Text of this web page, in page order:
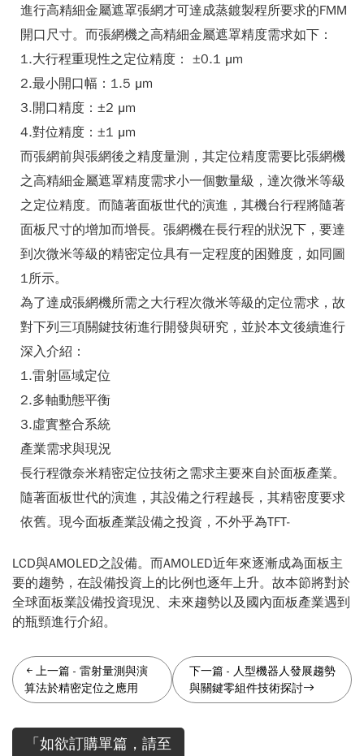
進行高精細金屬遮罩張網才可達成蒸鍍製程所要求的FMM
開口尺寸。而張網機之高精細金屬遮罩精度需求如下：
1.大行程重現性之定位精度： ±0.1 μm
2.最小開口幅：1.5 μm
3.開口精度：±2 μm
4.對位精度：±1 μm
而張網前與張網後之精度量測，其定位精度需要比張網機
之高精細金屬遮罩精度需求小一個數量級，達次微米等級
之定位精度。而隨著面板世代的演進，其機台行程將隨著
面板尺寸的增加而增長。張網機在長行程的狀況下，要達
到次微米等級的精密定位具有一定程度的困難度，如同 圖
1所示。
為了達成張網機所需之大行程次微米等級的定位需求，故
對下列三項關鍵技術進行開發與研究，並於本文後續進行
深入介紹：
1.雷射區域定位
2.多軸動態平衡
3.虛實整合系統
產業需求與現況
長行程微奈米精密定位技術之需求主要來自於面板產業。
隨著面板世代的演進，其設備之行程越長，其精密度要求
依舊。現今面板產業設備之投資，不外乎為TFT-
LCD與AMOLED之設備。而AMOLED近年來逐漸成為面板主
要的趨勢，在設備投資上的比例也逐年上升。故本節將對於
全球面板業設備投資現況、未來趨勢以及國內面板產業遇到
的瓶頸進行介紹。
上一篇 - 雷射量測與演
算法於精密定位之應用
下一篇 - 人型機器人發展趨勢
與關鍵零組件技術探討
「如欲訂購單篇，請至